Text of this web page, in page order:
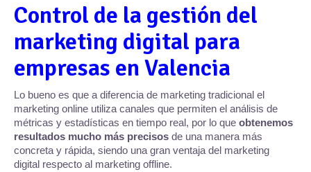
Control de la gestión del
marketing digital para
empresas en Valencia
Lo bueno es que a diferencia de marketing tradicional el
marketing online utiliza canales que permiten el análisis de
métricas y estadísticas en tiempo real, por lo que obtenemos
resultados mucho más precisos de una manera más
concreta y rápida, siendo una gran ventaja del marketing
digital respecto al marketing offline.